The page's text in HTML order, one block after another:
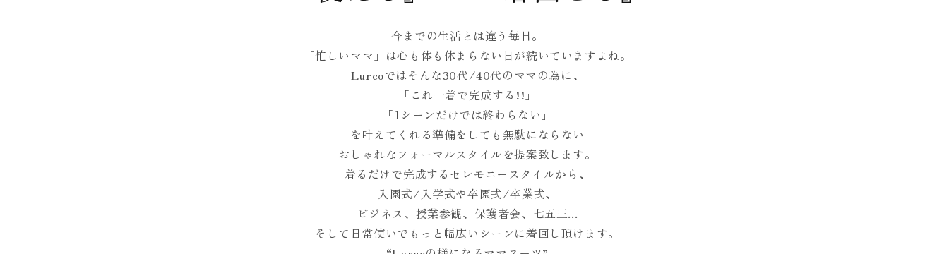
今までの生活とは違う毎日。
「忙しいママ」は心も体も休まらない日が続いていますよね。
Lurcoではそんな30代/40代のママの為に、
「これ一着で完成する!!」
「1シーンだけでは終わらない」
を叶えてくれる準備をしても無駄にならない
おしゃれなフォーマルスタイルを提案致します。
着るだけで完成するセレモニースタイルから、
入園式/入学式や卒園式/卒業式、
ビジネス、授業参観、保護者会、七五三...
そして日常使いでもっと幅広いシーンに着回し頂けます。